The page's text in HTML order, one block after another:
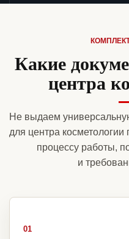
Какие
центра
Не выдаем
для центра
процессу работы,
и
01